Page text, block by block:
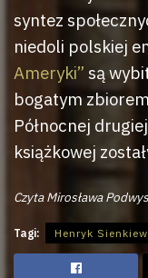
syntez
niedoli polskiej
Ameryki” są
bogatym
Północnej
książkowej
Czyta Mirosława
Tagi: Henryk